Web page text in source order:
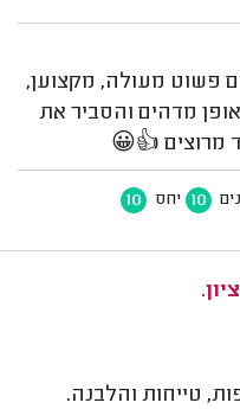
פשוט מעולה, מקצוען,
מדהים והסביר את
מרוצים 👍😀
10 יחס 10
טייחות והלבנה.